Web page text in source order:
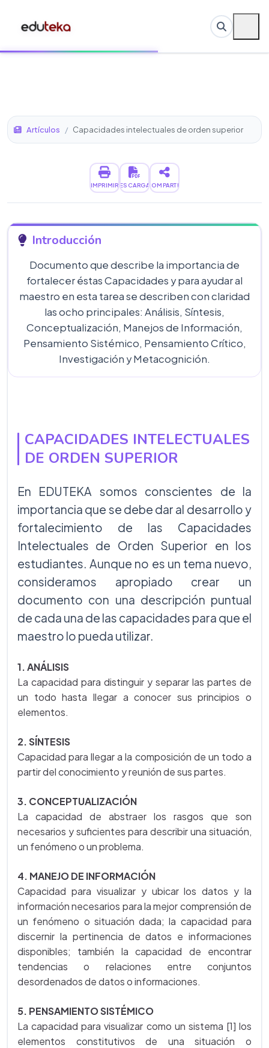
Artículos / Capacidades intelectuales de orden superior
IMPRIMIRDESCARGARCOMPARTIR
Introducción
Documento que describe la importancia de
fortalecer éstas Capacidades y para ayudar al
maestro en esta tarea se describen con claridad
las ocho principales: Análisis, Síntesis,
Conceptualización, Manejos de Información,
Pensamiento Sistémico, Pensamiento Crítico,
Investigación y Metacognición.
CAPACIDADES INTELECTUALES
DE ORDEN SUPERIOR
En EDUTEKA somos conscientes de la
importancia que se debe dar al desarrollo y
fortalecimiento de las Capacidades
Intelectuales de Orden Superior en los
estudiantes. Aunque no es un tema nuevo,
consideramos apropiado crear un
documento con una descripción puntual
de cada una de las capacidades para que el
maestro lo pueda utilizar.
1. ANÁLISIS
La capacidad para distinguir y separar las partes de
un todo hasta llegar a conocer sus principios o
elementos.
2. SÍNTESIS
Capacidad para llegar a la composición de un todo a
partir del conocimiento y reunión de sus partes.
3. CONCEPTUALIZACIÓN
La capacidad de abstraer los rasgos que son
necesarios y suficientes para describir una situación,
un fenómeno o un problema.
4. MANEJO DE INFORMACIÓN
Capacidad para visualizar y ubicar los datos y la
información necesarios para la mejor comprensión de
un fenómeno o situación dada; la capacidad para
discernir la pertinencia de datos e informaciones
disponibles; también la capacidad de encontrar
tendencias o relaciones entre conjuntos
desordenados de datos o informaciones.
5. PENSAMIENTO SISTÉMICO
La capacidad para visualizar como un sistema [1] los
elementos constitutivos de una situación o